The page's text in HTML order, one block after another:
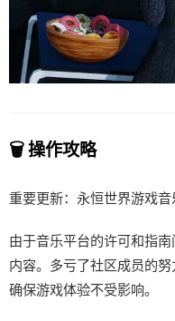
🗑️ 操作攻略
重要更新：永恒世界游戏音
由于音乐平台的许可和指
内容。多亏了社区成员的努
确保游戏体验不受影响。